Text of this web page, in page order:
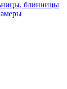
блинницы